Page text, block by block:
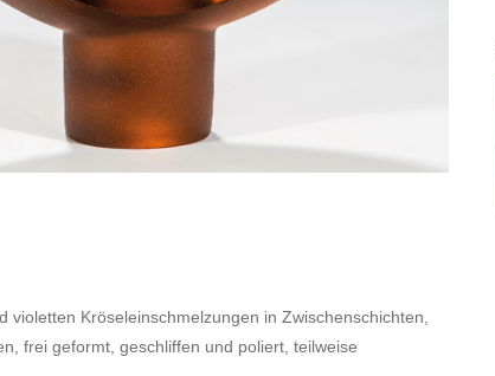
violetten Kröseleinschmelzungen in Zwischenschichten,
frei geformt, geschliffen und poliert, teilweise